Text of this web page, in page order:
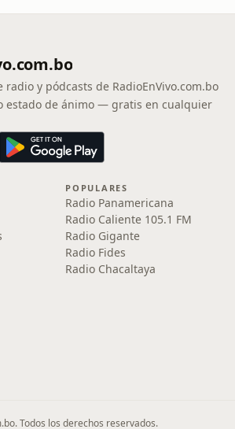
radio y pódcasts de RadioEnVivo.com.bo
estado de ánimo — gratis en cualquier
POPULARES
Radio Panamericana
Radio Caliente 105.1 FM
Radio Gigante
Radio Fides
Radio Chacaltaya
Todos los derechos reservados.